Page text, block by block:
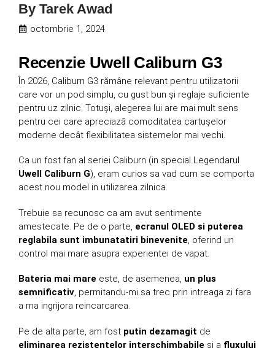
By Tarek Awad
octombrie 1, 2024
Recenzie Uwell Caliburn G3
În 2026, Caliburn G3 rămâne relevant pentru utilizatorii
care vor un pod simplu, cu gust bun și reglaje suficiente
pentru uz zilnic. Totuși, alegerea lui are mai mult sens
pentru cei care apreciază comoditatea cartușelor
moderne decât flexibilitatea sistemelor mai vechi.
Ca un fost fan al seriei Caliburn (in special Legendarul
Uwell Caliburn G), eram curios sa vad cum se comporta
acest nou model in utilizarea zilnica.
Trebuie sa recunosc ca am avut sentimente
amestecate. Pe de o parte, ecranul OLED si puterea
reglabila sunt imbunatatiri binevenite, oferind un
control mai mare asupra experientei de vapat.
Bateria mai mare este, de asemenea, un plus
semnificativ, permitandu-mi sa trec prin intreaga zi fara
a ma ingrijora reincarcarea.
Pe de alta parte, am fost putin dezamagit de
eliminarea rezistentelor interschimbabile si a fluxului